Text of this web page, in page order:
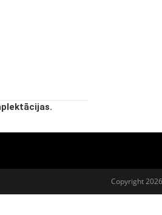
Copyright